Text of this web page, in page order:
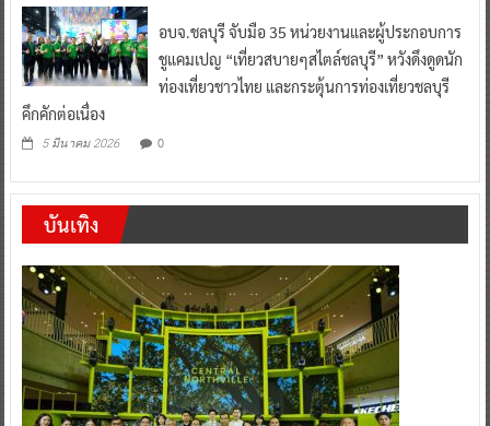
อบจ.ชลบุรี จับมือ 35 หน่วยงานและผู้ประกอบการ
ชูแคมเปญ “เที่ยวสบายๆสไตล์ชลบุรี” หวังดึงดูดนัก
ท่องเที่ยวชาวไทย และกระตุ้นการท่องเที่ยวชลบุรี
คึกคักต่อเนื่อง
5 มีนาคม 2026 0
บันเทิง